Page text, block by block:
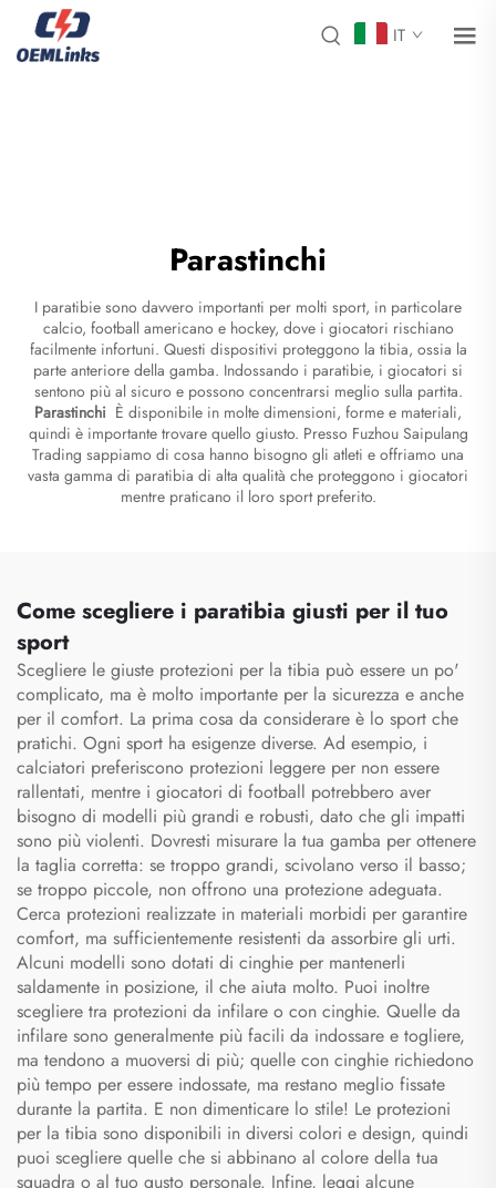
IT
Parastinchi
I paratibie sono davvero importanti per molti sport, in particolare
calcio, football americano e hockey, dove i giocatori rischiano
facilmente infortuni. Questi dispositivi proteggono la tibia, ossia la
parte anteriore della gamba. Indossando i paratibie, i giocatori si
sentono più al sicuro e possono concentrarsi meglio sulla partita.
Parastinchi È disponibile in molte dimensioni, forme e materiali,
quindi è importante trovare quello giusto. Presso Fuzhou Saipulang
Trading sappiamo di cosa hanno bisogno gli atleti e offriamo una
vasta gamma di paratibia di alta qualità che proteggono i giocatori
mentre praticano il loro sport preferito.
Come scegliere i paratibia giusti per il tuo
sport
Scegliere le giuste protezioni per la tibia può essere un po'
complicato, ma è molto importante per la sicurezza e anche
per il comfort. La prima cosa da considerare è lo sport che
pratichi. Ogni sport ha esigenze diverse. Ad esempio, i
calciatori preferiscono protezioni leggere per non essere
rallentati, mentre i giocatori di football potrebbero aver
bisogno di modelli più grandi e robusti, dato che gli impatti
sono più violenti. Dovresti misurare la tua gamba per ottenere
la taglia corretta: se troppo grandi, scivolano verso il basso;
se troppo piccole, non offrono una protezione adeguata.
Cerca protezioni realizzate in materiali morbidi per garantire
comfort, ma sufficientemente resistenti da assorbire gli urti.
Alcuni modelli sono dotati di cinghie per mantenerli
saldamente in posizione, il che aiuta molto. Puoi inoltre
scegliere tra protezioni da infilare o con cinghie. Quelle da
infilare sono generalmente più facili da indossare e togliere,
ma tendono a muoversi di più; quelle con cinghie richiedono
più tempo per essere indossate, ma restano meglio fissate
durante la partita. E non dimenticare lo stile! Le protezioni
per la tibia sono disponibili in diversi colori e design, quindi
puoi scegliere quelle che si abbinano al colore della tua
squadra o al tuo gusto personale. Infine, leggi alcune